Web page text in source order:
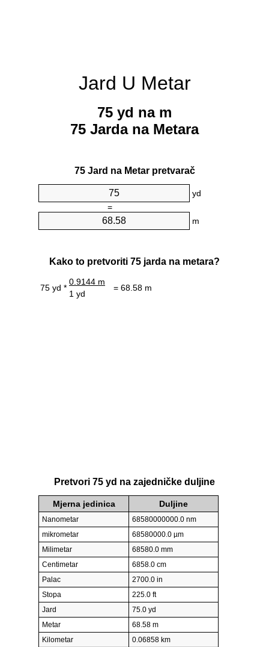
Jard U Metar
75 yd na m
75 Jarda na Metara
75 Jard na Metar pretvarač
yd
=
m
Kako to pretvoriti 75 jarda na metara?
75 yd *
0.9144 m
= 68.58 m
1 yd
Pretvori 75 yd na zajedničke duljine
Mjerna jedinica Duljine
Nanometar
68580000000.0 nm
mikrometar
68580000.0 µm
Milimetar
68580.0 mm
Centimetar
6858.0 cm
Palac
2700.0 in
Stopa
225.0 ft
Jard
75.0 yd
Metar
68.58 m
Kilometar
0.06858 km